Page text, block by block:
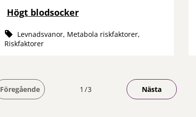
Högt blodsocker
Levnadsvanor, Metabola riskfaktorer,
Riskfaktorer
Föregående Du är på sida
1 3 Nästa